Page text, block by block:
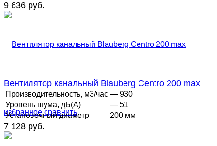
9 636 руб.
избранное сравнить
Вентилятор канальный Blauberg Centro 200 max
Производительность, м3/час — 930
Уровень шума, дБ(А)
— 51
Установочный диаметр
200 мм
7 128 руб.